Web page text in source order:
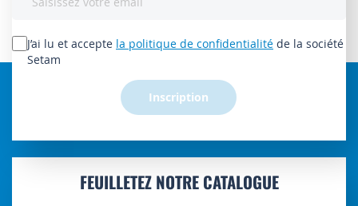
lettre
d’information
J’ai lu et accepte la politique de confidentialité de la société
Setam
Inscription
FEUILLETEZ NOTRE CATALOGUE